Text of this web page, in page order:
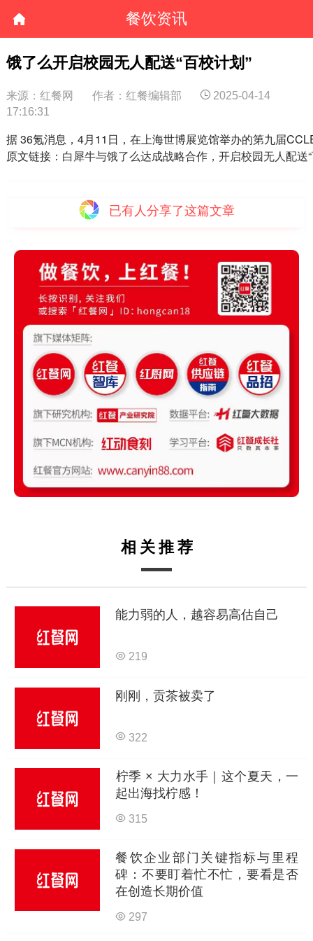
餐饮资讯
饿了么开启校园无人配送“百校计划”
来源：红餐网 作者：红餐编辑部
2025-04-14
17:16:31
据 36氪消息，4月11日，在上海世博展览馆举办的第九届
原文链接： 白犀牛与饿了么达成战略合作，开启校园无人配送
已有 人分享了这篇文章
相关推荐
能力弱的人，越容易高估自己
219
刚刚，贡茶被卖了
322
柠季 × 大力水手｜这个夏天，一
起出海找柠感！
315
餐饮企业部门关键指标与里程
碑：不要盯着忙不忙，要看是否
在创造长期价值
297